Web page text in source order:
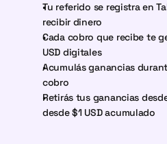
Tu referido se registra en
recibir dinero
Cada cobro que recibe te
USD digitales
Acumulás ganancias
cobro
Retirás tus ganancias
desde $1 USD acumulado